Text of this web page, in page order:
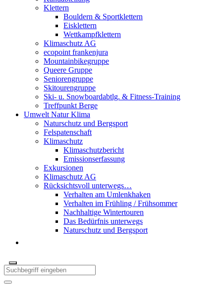
Klettern
Bouldern & Sportklettern
Eisklettern
Wettkampfklettern
Klimaschutz AG
ecopoint frankenjura
Mountainbikegruppe
Queere Gruppe
Seniorengruppe
Skitourengruppe
Ski- u. Snowboardabtlg. & Fitness-Training
Treffpunkt Berge
Umwelt Natur Klima
Naturschutz und Bergsport
Felspatenschaft
Klimaschutz
Klimaschutzbericht
Emissionserfassung
Exkursionen
Klimaschutz AG
Rücksichtsvoll unterwegs…
Verhalten am Umlenkhaken
Verhalten im Frühling / Frühsommer
Nachhaltige Wintertouren
Das Bedürfnis unterwegs
Naturschutz und Bergsport